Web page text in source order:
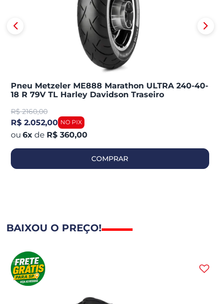
Pneu Metzeler ME888 Marathon ULTRA 240-40-
18 R 79V TL Harley Davidson Traseiro
R$ 2160,00
R$ 2.052,00
6x de R$ 360,00
COMPRAR
BAIXOU O PREÇO!